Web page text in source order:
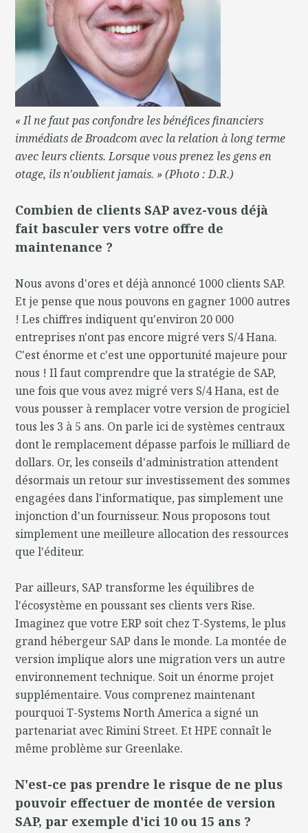
« Il ne faut pas confondre les bénéfices financiers
immédiats de Broadcom avec la relation à long terme
avec leurs clients. Lorsque vous prenez les gens en
otage, ils n'oublient jamais. » (Photo : D.R.)
Combien de clients SAP avez-vous déjà
fait basculer vers votre offre de
maintenance ?
Nous avons d'ores et déjà annoncé 1000 clients SAP.
Et je pense que nous pouvons en gagner 1000 autres
! Les chiffres indiquent qu'environ 20 000
entreprises n'ont pas encore migré vers S/4 Hana.
C'est énorme et c'est une opportunité majeure pour
nous ! Il faut comprendre que la stratégie de SAP,
une fois que vous avez migré vers S/4 Hana, est de
vous pousser à remplacer votre version de progiciel
tous les 3 à 5 ans. On parle ici de systèmes centraux
dont le remplacement dépasse parfois le milliard de
dollars. Or, les conseils d'administration attendent
désormais un retour sur investissement des sommes
engagées dans l'informatique, pas simplement une
injonction d'un fournisseur. Nous proposons tout
simplement une meilleure allocation des ressources
que l'éditeur.
Par ailleurs, SAP transforme les équilibres de
l'écosystème en poussant ses clients vers Rise.
Imaginez que votre ERP soit chez T-Systems, le plus
grand hébergeur SAP dans le monde. La montée de
version implique alors une migration vers un autre
environnement technique. Soit un énorme projet
supplémentaire. Vous comprenez maintenant
pourquoi T-Systems North America a signé un
partenariat avec Rimini Street. Et HPE connaît le
même problème sur Greenlake.
N'est-ce pas prendre le risque de ne plus
pouvoir effectuer de montée de version
SAP, par exemple d'ici 10 ou 15 ans ?